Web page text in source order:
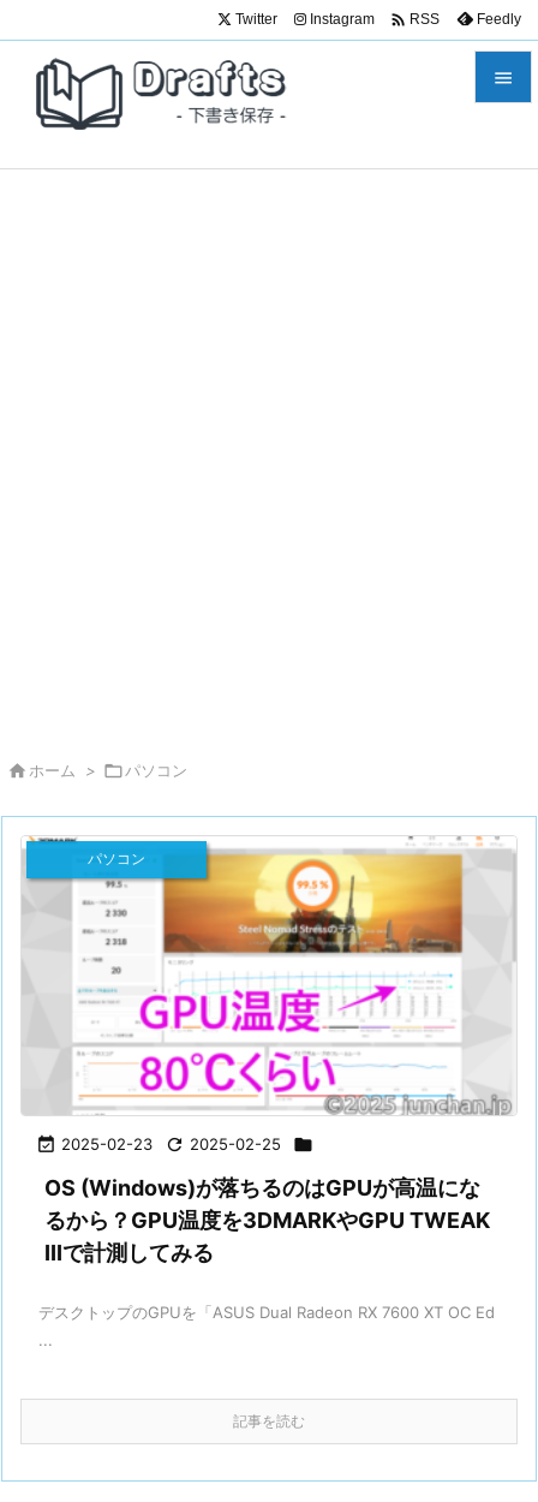

Twitter Instagram  RSS Feedly
 ホーム > パソコン
 2025-02-23  2025-02-25 
パソコン
OS (Windows)が落ちるのはGPUが高温にな
るから？GPU温度を3DMARKやGPU TWEAK
IIIで計測してみる
デスクトップのGPUを「ASUS Dual Radeon RX 7600 XT OC Ed
...
記事を読む